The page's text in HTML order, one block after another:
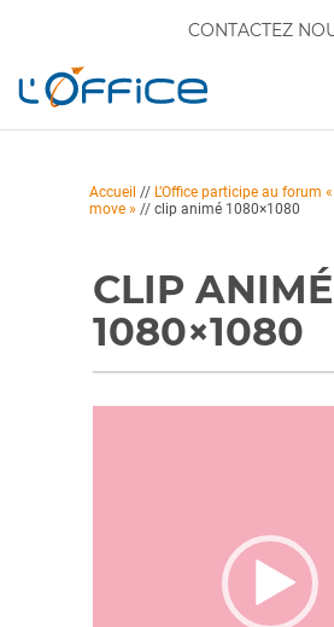
CONTACTEZ
Accueil // L’Office participe au forum
move » // clip animé 1080×1080
CLIP ANIMÉ
1080×1080